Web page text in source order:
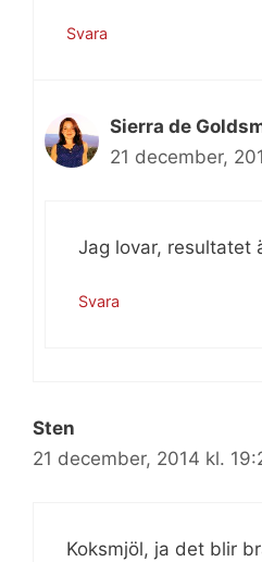
Svara
Sierra de
21 december,
Jag lovar, resultatet
Svara
Sten
21 december, 2014 kl.
Koksmjöl, ja det blir